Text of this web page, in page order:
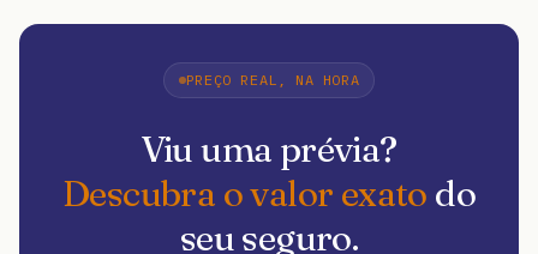
PREÇO REAL, NA HORA
Viu uma prévia?
Descubra o valor exato do
seu seguro.